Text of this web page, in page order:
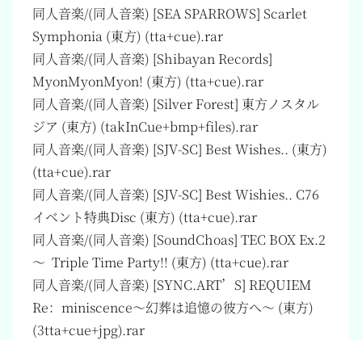
同人音楽/(同人音楽) [SEA SPARROWS] Scarlet
Symphonia (東方) (tta+cue).rar
同人音楽/(同人音楽) [Shibayan Records]
MyonMyonMyon! (東方) (tta+cue).rar
同人音楽/(同人音楽) [Silver Forest] 東方ノスタル
ジア (東方) (takInCue+bmp+files).rar
同人音楽/(同人音楽) [SJV-SC] Best Wishes.. (東方)
(tta+cue).rar
同人音楽/(同人音楽) [SJV-SC] Best Wishies.. C76
イベント特典Disc (東方) (tta+cue).rar
同人音楽/(同人音楽) [SoundChoas] TEC BOX Ex.2
～ Triple Time Party!! (東方) (tta+cue).rar
同人音楽/(同人音楽) [SYNC.ART’S] REQUIEM
Re：miniscence～幻葬は追憶の彼方へ～ (東方)
(3tta+cue+jpg).rar